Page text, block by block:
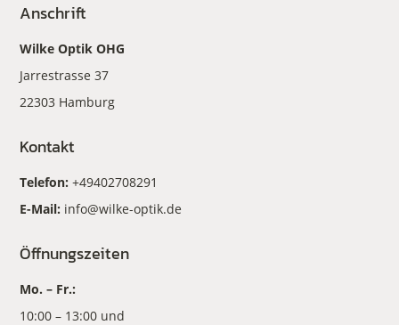
Anschrift
Wilke Optik OHG
Jarrestrasse 37
22303 Hamburg
Kontakt
Telefon:+49402708291
E-Mail: info@wilke-optik.de
Öffnungszeiten
Mo. – Fr.:
10:00 – 13:00 und